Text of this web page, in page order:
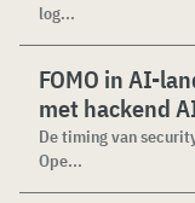
log...
FOMO in AI-
met hackend
De timing van
Ope...